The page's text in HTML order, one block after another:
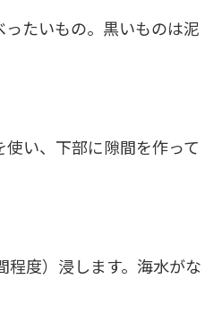
たいもの。黒いものは泥
い、下部に隙間を作って
度）浸します。海水がな